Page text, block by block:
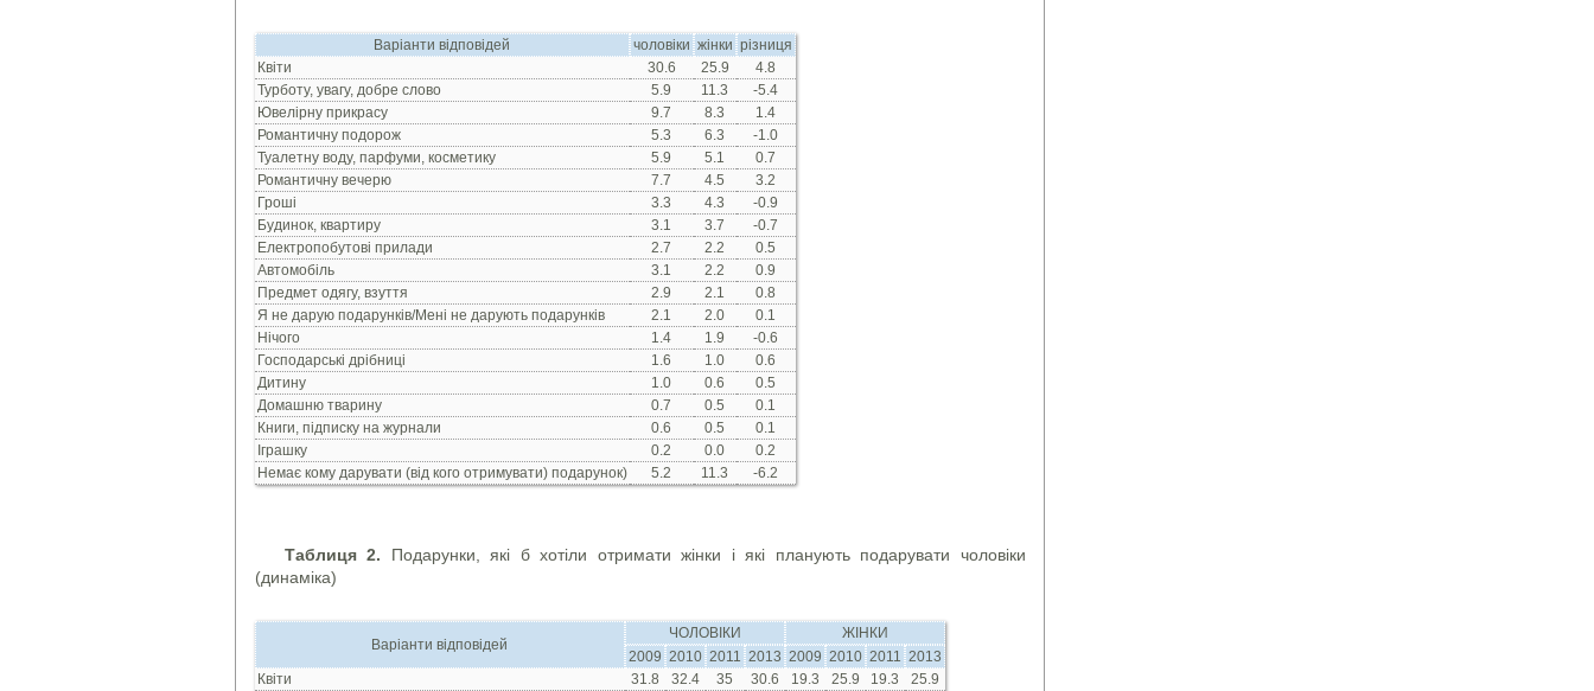
Варіанти відповідей чоловіки жінки різниця
Квiти
30.6 25.9
4.8
Турботу, увагу, добре слово
5.9 11.3
-5.4
Ювелiрну прикрасу
9.7 8.3
1.4
Романтичну подорож
5.3 6.3
-1.0
Туалетну воду, парфуми, косметику
5.9 5.1
0.7
Романтичну вечерю
7.7 4.5
3.2
Грошi
3.3 4.3
-0.9
Будинок, квартиру
3.1 3.7
-0.7
Електропобутовi прилади
2.7 2.2
0.5
Автомобiль
3.1 2.2
0.9
Предмет одягу, взуття
2.9 2.1
0.8
Я не дарую подарункiв/Менi не дарують подарункiв
2.1 2.0
0.1
Нiчого
1.4 1.9
-0.6
Господарськi дрiбницi
1.6 1.0
0.6
Дитину
1.0 0.6
0.5
Домашню тварину
0.7 0.5
0.1
Книги, пiдписку на журнали
0.6 0.5
0.1
Iграшку
0.2 0.0
0.2
Немає кому дарувати (від кого отримувати) подарунок)
5.2 11.3 -6.2
Таблиця 2. Подарунки, які б хотіли отримати жінки і які планують подарувати чоловіки
(динаміка)
Варіанти відповідей
ЧОЛОВІКИ
ЖІНКИ
2009 2010 2011 2013 2009 2010 2011 2013
Квiти
31.8 32.4 35 30.6 19.3 25.9 19.3
25.9